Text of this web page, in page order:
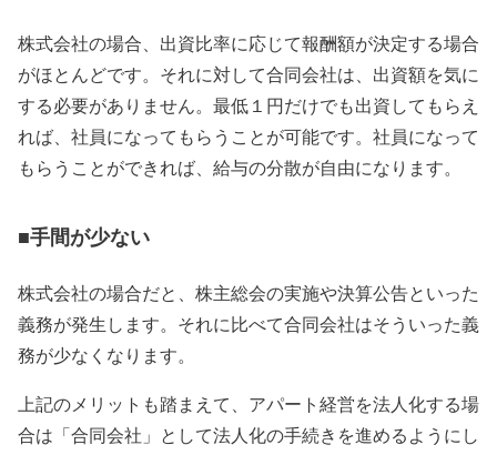
株式会社の場合、出資比率に応じて報酬額が決定する場合
がほとんどです。それに対して合同会社は、出資額を気に
する必要がありません。最低１円だけでも出資してもらえ
れば、社員になってもらうことが可能です。社員になって
もらうことができれば、給与の分散が自由になります。
■手間が少ない
株式会社の場合だと、株主総会の実施や決算公告といった
義務が発生します。それに比べて合同会社はそういった義
務が少なくなります。
上記のメリットも踏まえて、アパート経営を法人化する場
合は「合同会社」として法人化の手続きを進めるようにし